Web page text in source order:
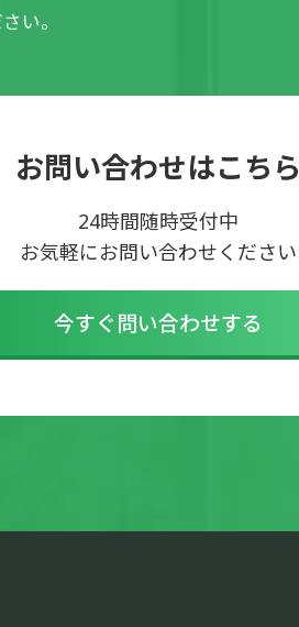
い。
お問い合わせはこちら
24時間随時受付中
お気軽にお問い合わせください
今すぐ問い合わせする